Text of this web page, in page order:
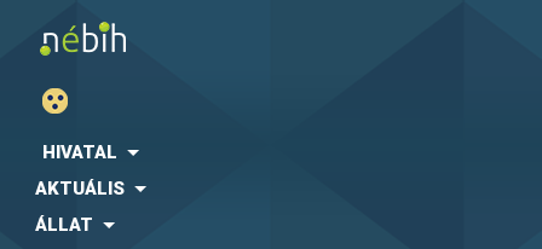
HIVATAL
AKTUÁLIS
ÁLLAT